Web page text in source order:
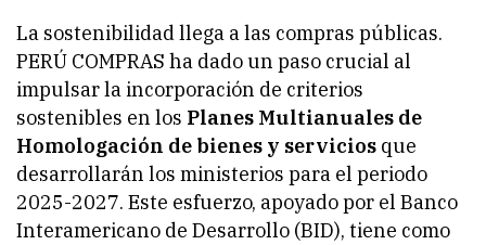
La sostenibilidad llega a las compras públicas.
PERÚ COMPRAS ha dado un paso crucial al
impulsar la incorporación de criterios
sostenibles en los Planes Multianuales de
Homologación de bienes y servicios que
desarrollarán los ministerios para el periodo
2025-2027. Este esfuerzo, apoyado por el Banco
Interamericano de Desarrollo (BID), tiene como